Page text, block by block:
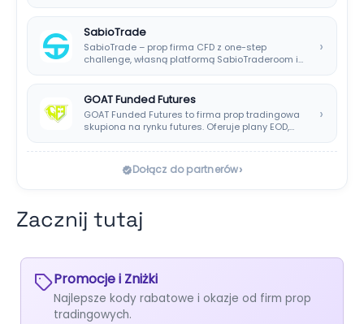
SabioTrade
SabioTrade – prop firma CFD z one-step
challenge, własną platformą SabioTraderoom i
›
GOAT Funded Futures
GOAT Funded Futures to firma prop tradingowa
skupiona na rynku futures. Oferuje plany EOD,…
›
Dołącz do partnerów›
Zacznij tutaj
Promocje i Zniżki
Najlepsze kody rabatowe i okazje od firm prop
tradingowych.